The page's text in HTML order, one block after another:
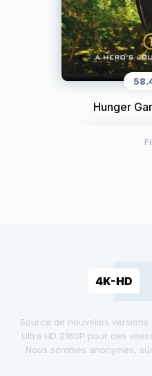
Hunger
Source de nouvelles versions
Ultra HD 2160P pour des
Nous sommes anonymes,